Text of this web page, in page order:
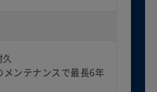
ンテナンスで最長6年